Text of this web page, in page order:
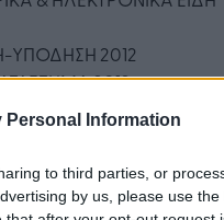
Personal Information
to third parties, or
by us, please use
ΥΠΟΔΗΣΗ 2012
2012
ΚΑΥΣΙΜΩΝ 2012
Ανάπτυξης ενώ για τη
και την αξιοπιστία
λειτουργικό